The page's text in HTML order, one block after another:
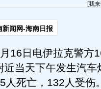
[我
新闻网-海南日报
日电伊拉克警方
近当天下午发生汽车
人死亡，132人受伤